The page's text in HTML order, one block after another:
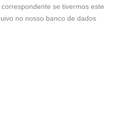
se tivermos este
no nosso banco de dados